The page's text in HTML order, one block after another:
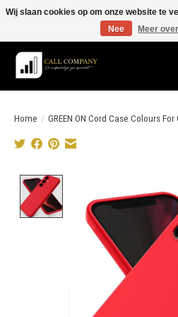
Vóór 19:00 besteld morgen in huis!
Home / GREEN ON Cord Case Colours For
Product image
Wij slaan cookies op om onze website te
Nee
Meer